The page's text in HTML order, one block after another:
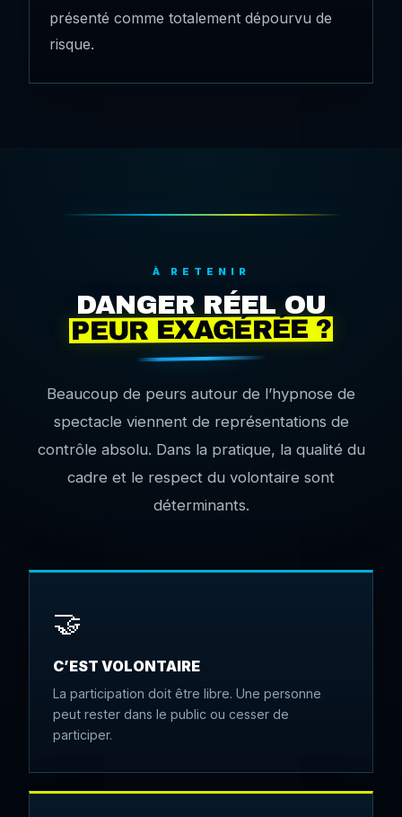
présenté comme totalement dépourvu de
risque.
À RETENIR
DANGER RÉEL OU
PEUR EXAGÉRÉE ?
Beaucoup de peurs autour de l’hypnose de
spectacle viennent de représentations de
contrôle absolu. Dans la pratique, la qualité du
cadre et le respect du volontaire sont
déterminants.
🤝
C’EST VOLONTAIRE
La participation doit être libre. Une personne
peut rester dans le public ou cesser de
participer.